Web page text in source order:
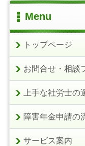
Menu
トップページ
お問合せ・相談
上手な社労士の
障害年金申請の
サービス案内